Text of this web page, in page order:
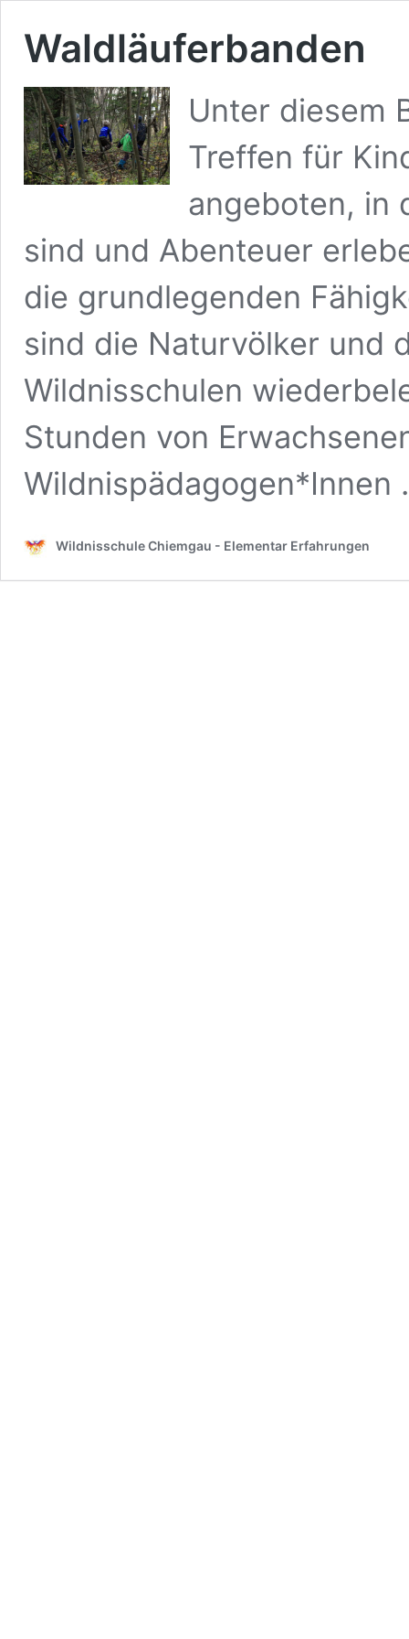
Waldläuferbanden
Unter diesem
Treffen für
angeboten, in
sind und Abenteuer
die grundlegenden
sind die Naturvölker und
Wildnisschulen
Stunden von
Wildnisschule Chiemgau - Elementar Erfahrungen